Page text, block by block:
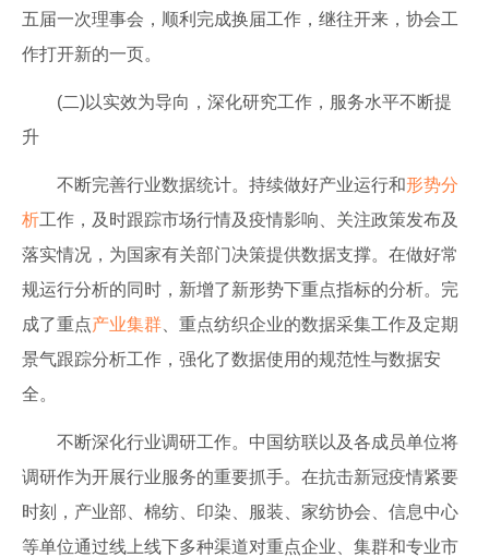
五届一次理事会，顺利完成换届工作，继往开来，协会工
作打开新的一页。
(二)以实效为导向，深化研究工作，服务水平不断提
升
不断完善行业数据统计。持续做好产业运行和形势分
析工作，及时跟踪市场行情及疫情影响、关注政策发布及
落实情况，为国家有关部门决策提供数据支撑。在做好常
规运行分析的同时，新增了新形势下重点指标的分析。完
成了重点产业集群 、重点纺织企业的数据采集工作及定期
景气跟踪分析工作，强化了数据使用的规范性与数据安
全。
不断深化行业调研工作。中国纺联以及各成员单位将
调研作为开展行业服务的重要抓手。在抗击新冠疫情紧要
时刻，产业部、棉纺、印染、服装、家纺协会、信息中心
等单位通过线上线下多种渠道对重点企业、集群和专业市